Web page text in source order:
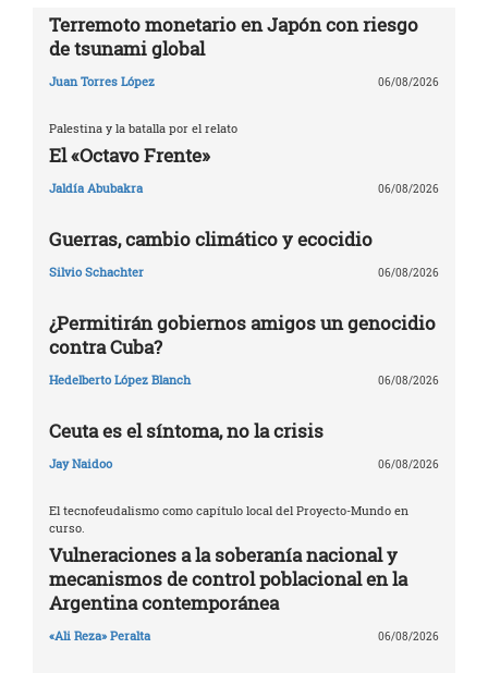
Terremoto monetario en Japón con riesgo
de tsunami global
Juan Torres López 06/08/2026
Palestina y la batalla por el relato
El «Octavo Frente»
Jaldía Abubakra 06/08/2026
Guerras, cambio climático y ecocidio
Silvio Schachter 06/08/2026
¿Permitirán gobiernos amigos un genocidio
contra Cuba?
Hedelberto López Blanch 06/08/2026
Ceuta es el síntoma, no la crisis
Jay Naidoo 06/08/2026
El tecnofeudalismo como capítulo local del Proyecto-Mundo en
curso.
Vulneraciones a la soberanía nacional y
mecanismos de control poblacional en la
Argentina contemporánea
«Ali Reza» Peralta 06/08/2026